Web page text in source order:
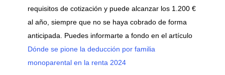
requisitos de cotización y puede alcanzar los 1.200 €
al año, siempre que no se haya cobrado de forma
anticipada. Puedes informarte a fondo en el artículo
Dónde se pione la deducción por familia
monoparental en la renta 2024